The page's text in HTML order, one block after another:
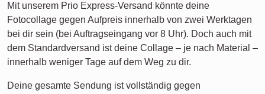
Mit unserem Prio Express-Versand könnte deine
Fotocollage gegen Aufpreis innerhalb von zwei Werktagen
bei dir sein (bei Auftragseingang vor 8 Uhr). Doch auch mit
dem Standardversand ist deine Collage – je nach Material –
innerhalb weniger Tage auf dem Weg zu dir.
Deine gesamte Sendung ist vollständig gegen